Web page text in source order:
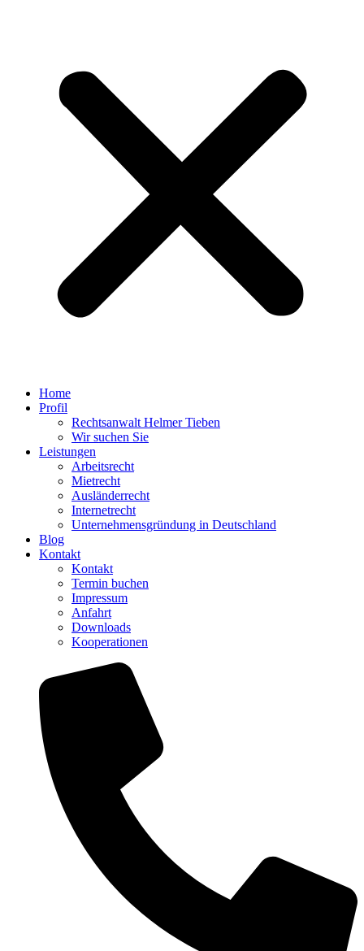
Home
Profil
Rechtsanwalt Helmer Tieben
Wir suchen Sie
Leistungen
Arbeitsrecht
Mietrecht
Ausländerrecht
Internetrecht
Unternehmensgründung in Deutschland
Blog
Kontakt
Kontakt
Termin buchen
Impressum
Anfahrt
Downloads
Kooperationen